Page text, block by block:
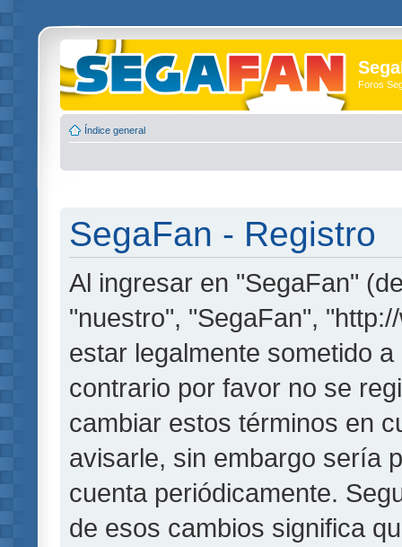
Foros
Índice general
SegaFan - Registro
Al ingresar en "SegaFan"
"nuestro", "SegaFan",
estar legalmente sometido
contrario por favor no se
cambiar estos términos en
avisarle, sin embargo sería
cuenta periódicamente.
de esos cambios significa